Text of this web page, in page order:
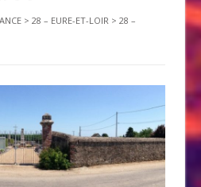
> 28 – EURE-ET-LOIR > 28 –